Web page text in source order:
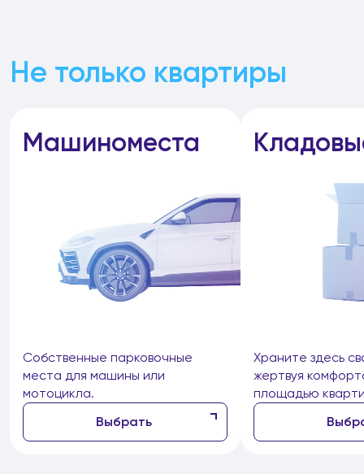
Не только квартиры
Машиноместа
Собственные парковочные
места для машины или
мотоцикла.
Выбрать
Храните здесь
жертвуя
площадью